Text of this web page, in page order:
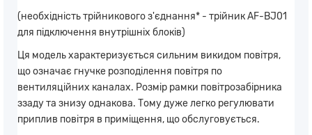
(необхідність трійникового з'єднання* - трійник AF-BJ01
для підключення внутрішніх блоків)
Ця модель характеризується сильним викидом повітря,
що означає гнучке розподілення повітря по
вентиляційних каналах. Розмір рамки повітрозабірника
ззаду та знизу однакова. Тому дуже легко регулювати
приплив повітря в приміщення, що обслуговується.